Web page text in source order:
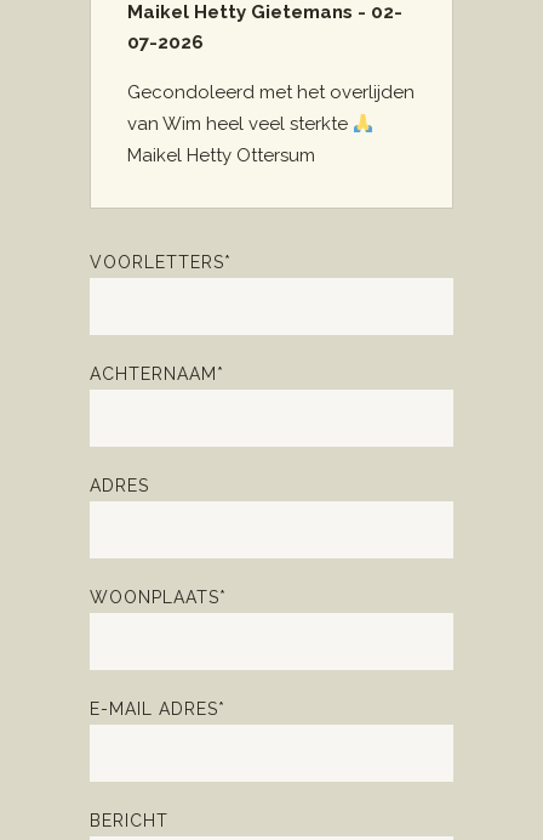
Maikel Hetty Gietemans - 02-
07-2026
Gecondoleerd met het overlijden
van Wim heel veel sterkte
Maikel Hetty Ottersum
VOORLETTERS*
ACHTERNAAM*
ADRES
WOONPLAATS*
E-MAIL ADRES*
BERICHT